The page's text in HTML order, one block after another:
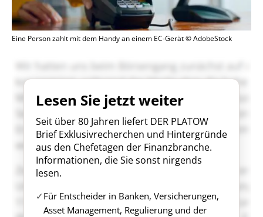
Eine Person zahlt mit dem Handy an einem EC-Gerät © AdobeStock
Lesen Sie jetzt weiter
Seit über 80 Jahren liefert DER PLATOW
Brief Exklusivrecherchen und Hintergründe
aus den Chefetagen der Finanzbranche.
Informationen, die Sie sonst nirgends
lesen.
Für Entscheider in Banken, Versicherungen,
Asset Management, Regulierung und der